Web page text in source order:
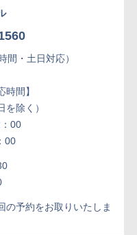
間・土日対応）
時間】
を除く）
00
00
の予約をお取りいたしま